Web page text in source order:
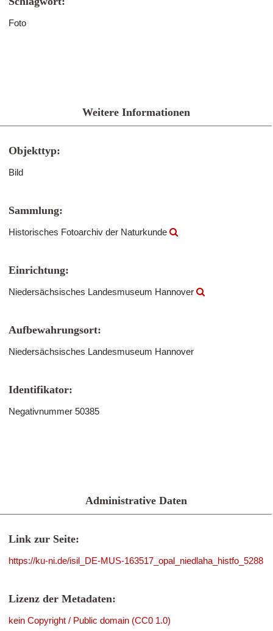
Foto
Weitere Informationen
Objekttyp:
Bild
Sammlung:
Historisches Fotoarchiv der Naturkunde
Einrichtung:
Niedersächsisches Landesmuseum Hannover
Aufbewahrungsort:
Niedersächsisches Landesmuseum Hannover
Identifikator:
Negativnummer 50385
Administrative Daten
Link zur Seite:
https://ku-ni.de/isil_DE-MUS-163517_opal_niedlaha_histfo_5288
Lizenz der Metadaten:
kein Copyright / Public domain (CC0 1.0)